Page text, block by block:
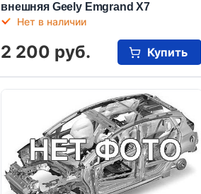
внешняя Geely Emgrand X7
Нет в наличии
2 200 руб. Купить